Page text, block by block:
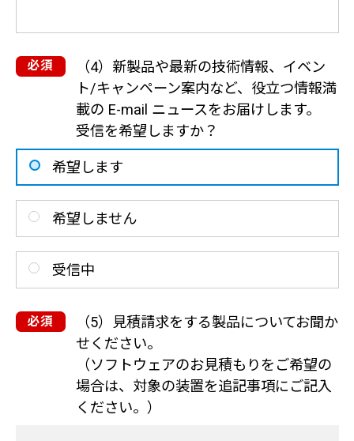
（4）新製品や最新の技術情報、イベン
ト/キャンペーン案内など、役立つ情報満
載の E-mail ニュースをお届けします。
受信を希望しますか？
希望します
希望しません
受信中
（5）見積請求をする製品についてお聞か
せください。
（ソフトウェアのお見積もりをご希望の
場合は、対象の装置を追記事項にご記入
ください。）